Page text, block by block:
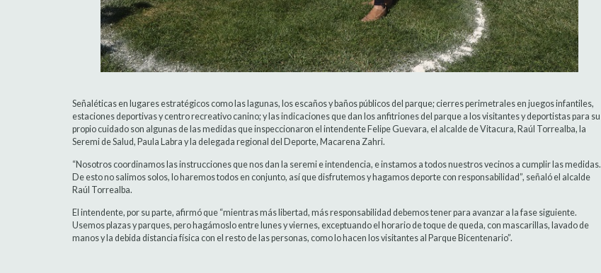
Señaléticas en lugares estratégicos como las lagunas, los escaños y baños públicos del parque; cierres perimetrales en juegos infantiles,
estaciones deportivas y centro recreativo canino; y las indicaciones que dan los anfitriones del parque a los visitantes y deportistas para su
propio cuidado son algunas de las medidas que inspeccionaron el intendente Felipe Guevara, el alcalde de Vitacura, Raúl Torrealba, la
Seremi de Salud, Paula Labra y la delegada regional del Deporte, Macarena Zahri.
“Nosotros coordinamos las instrucciones que nos dan la seremi e intendencia, e instamos a todos nuestros vecinos a cumplir las medidas.
De esto no salimos solos, lo haremos todos en conjunto, así que disfrutemos y hagamos deporte con responsabilidad”, señaló el alcalde
Raúl Torrealba.
El intendente, por su parte, afirmó que “mientras más libertad, más responsabilidad debemos tener para avanzar a la fase siguiente.
Usemos plazas y parques, pero hagámoslo entre lunes y viernes, exceptuando el horario de toque de queda, con mascarillas, lavado de
manos y la debida distancia física con el resto de las personas, como lo hacen los visitantes al Parque Bicentenario”.